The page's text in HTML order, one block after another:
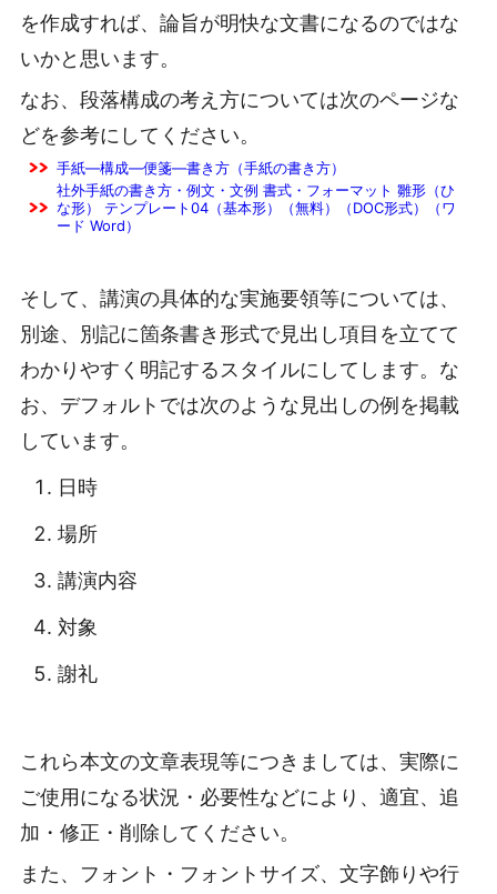
を作成すれば、論旨が明快な文書になるのではな
いかと思います。
なお、段落構成の考え方については次のページな
どを参考にしてください。
手紙―構成―便箋―書き方（手紙の書き方）
社外手紙の書き方・例文・文例 書式・フォーマット 雛形（ひ
な形） テンプレート04（基本形）（無料）（DOC形式）（ワ
ード Word）
そして、講演の具体的な実施要領等については、
別途、別記に箇条書き形式で見出し項目を立てて
わかりやすく明記するスタイルにしてします。な
お、デフォルトでは次のような見出しの例を掲載
しています。
日時
場所
講演内容
対象
謝礼
これら本文の文章表現等につきましては、実際に
ご使用になる状況・必要性などにより、適宜、追
加・修正・削除してください。
また、フォント・フォントサイズ、文字飾りや行